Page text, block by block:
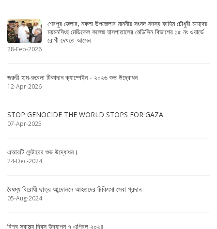
শেরপুর জেলার, নকলা উপজেলার মাননীয় সংসদ সদস্য ফাহিম চৌধুরী মহোদয়
ময়মনসিংহ মেডিকেল কলেজ হাসপাতালের মেডিসিন বিভাগের ১৫ নং ওয়ার্ডে
রোগী দেখতে আসেন
28-Feb-2026
জরুরী হাম-রুবেলা টিকাদান ক্যাম্পেইন - ২০২৬ শুভ উদ্বোধন
12-Apr-2026
STOP GENOCIDE THE WORLD STOPS FOR GAZA
07-Apr-2025
এআরটি সেন্টারের শুভ উদ্ধোধন।
24-Dec-2024
বৈষম্য বিরোধী ছাত্র আন্দোলনে আহতদের চিকিৎসা সেবা প্রদান
05-Aug-2024
বিশ্ব স্বাস্থ্য দিবস উদযাপন ৭ এপ্রিল ২০২৪